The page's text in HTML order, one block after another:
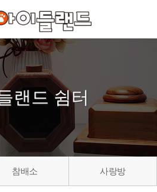
랜드 쉼터
참배소 사랑방